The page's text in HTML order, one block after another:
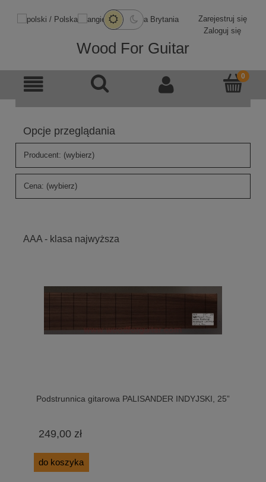
Zarejestruj się
Zaloguj się
Wood For Guitar
Opcje przeglądania
Producent: (wybierz)
Cena: (wybierz)
AAA - klasa najwyższa
Podstrunnica gitarowa PALISANDER INDYJSKI, 25”
249,00 zł
do koszyka